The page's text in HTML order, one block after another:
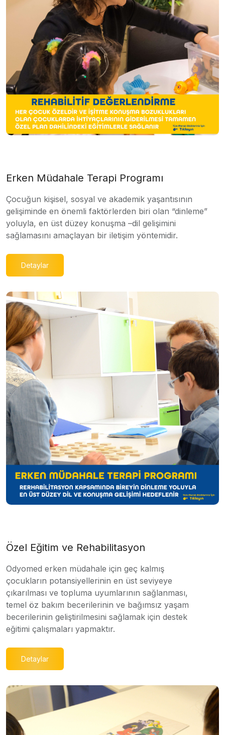
Erken Müdahale Terapi Programı
Çocuğun kişisel, sosyal ve akademik yaşantısının
gelişiminde en önemli faktörlerden biri olan “dinleme”
yoluyla, en üst düzey konuşma –dil gelişimini
sağlamasını amaçlayan bir iletişim yöntemidir.
Detaylar
Özel Eğitim ve Rehabilitasyon
Odyomed erken müdahale için geç kalmış
çocukların potansiyellerinin en üst seviyeye
çıkarılması ve topluma uyumlarının sağlanması,
temel öz bakım becerilerinin ve bağımsız yaşam
becerilerinin geliştirilmesini sağlamak için destek
eğitimi çalışmaları yapmaktır.
Detaylar